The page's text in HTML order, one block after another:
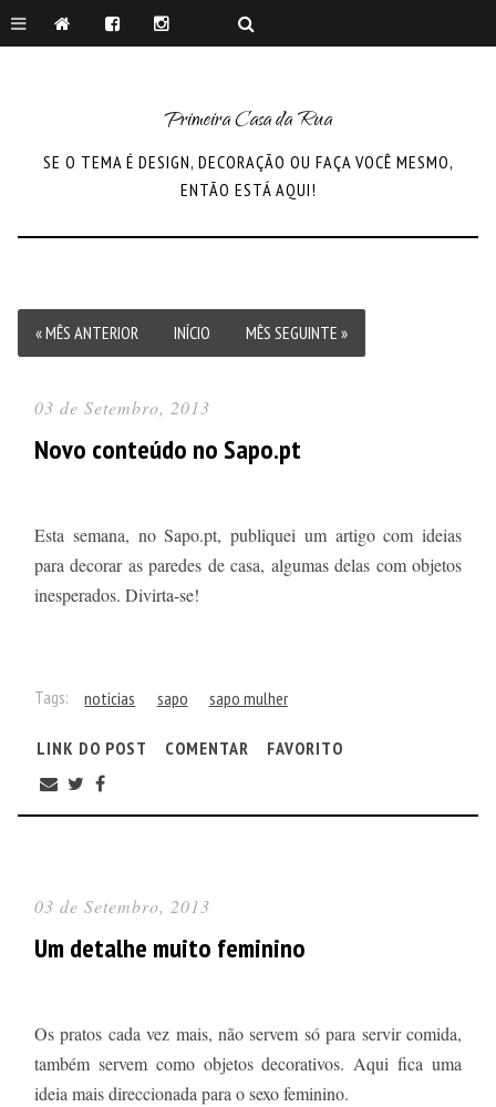
Primeira Casa da Rua
SE O TEMA É DESIGN, DECORAÇÃO OU FAÇA VOCÊ MESMO,
ENTÃO ESTÁ AQUI!
« MÊS ANTERIOR INÍCIO MÊS SEGUINTE »
03 de Setembro, 2013
Novo conteúdo no Sapo.pt
Esta semana, no Sapo.pt, publiquei um artigo com ideias
para decorar as paredes de casa, algumas delas com objetos
inesperados. Divirta-se!
Tags: noticias sapo sapo mulher
LINK DO POST COMENTAR FAVORITO
03 de Setembro, 2013
Um detalhe muito feminino
Os pratos cada vez mais, não servem só para servir comida,
também servem como objetos decorativos. Aqui fica uma
ideia mais direccionada para o sexo feminino.